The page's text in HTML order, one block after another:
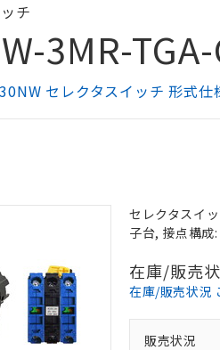
チ
3MR-
セレクタスイッチ 形式仕
セレクタスイ
子台, 接点構成
在庫/販売
在庫/販売状況
販売状況